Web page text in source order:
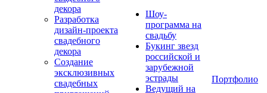
декора
Разработка
дизайн-проекта
свадебного
декора
Создание
эксклюзивных
свадебных
Шоу-
программа на
свадьбу
Букинг звезд
российской и
зарубежной
эстрады
Ведущий на
Портфолио